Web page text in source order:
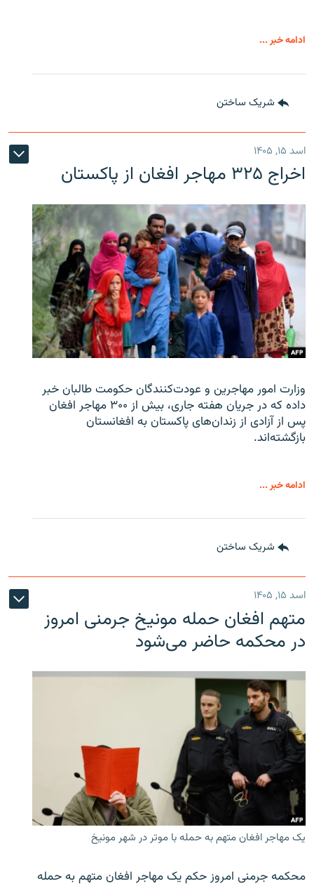
ادامه خبر ...
شریک ساختن
اسد ۱۵, ۱۴۰۵
اخراج ۳۲۵ مهاجر افغان از پاکستان
وزارت امور مهاجرین و عودت‌کنندگان حکومت طالبان خبر
داده که در جریان هفته جاری، بیش از ۳۰۰ مهاجر افغان
پس از آزادی از زندان‌های پاکستان به افغانستان
بازگشته‌اند.
ادامه خبر ...
شریک ساختن
اسد ۱۵, ۱۴۰۵
متهم افغان حمله مونیخ جرمنی امروز
در محکمه حاضر می‌شود
یک مهاجر افغان متهم به حمله با موتر در شهر مونیخ
محکمه جرمنی امروز حکم یک مهاجر افغان متهم به حمله